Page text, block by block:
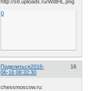
0
Поделиться 16
2016-
06-16 08:32:30
chessmoscow.ru: